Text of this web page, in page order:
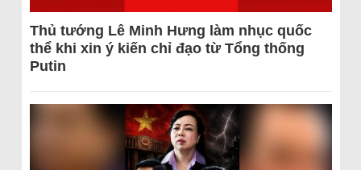
Thủ tướng Lê Minh Hưng làm nhục quốc
thể khi xin ý kiến chỉ đạo từ Tổng thống
Putin